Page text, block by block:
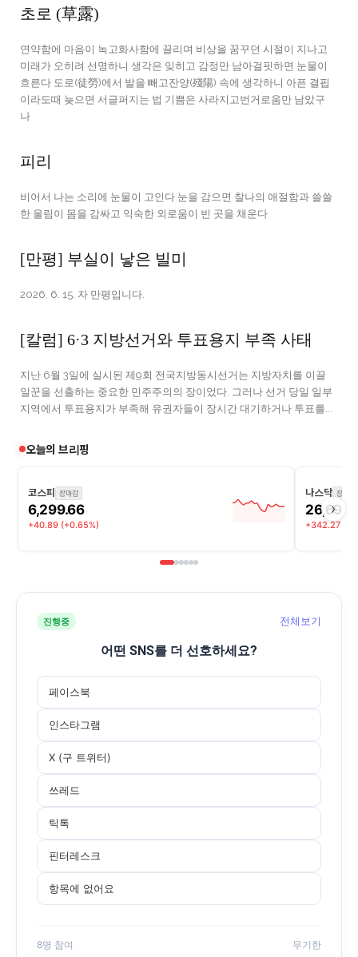
초로 (草露)
연약함에 마음이 녹고화사함에 끌리며 비상을 꿈꾸던 시절이 지나고
미래가 오히려 선명하니 생각은 잊히고 감정만 남아걸핏하면 눈물이
흐른다 도로(徒勞)에서 발을 빼고잔양(殘陽) 속에 생각하니 아픈 결핍
이라도때 늦으면 서글퍼지는 법 기쁨은 사라지고번거로움만 남았구
나
피리
비어서 나는 소리에 눈물이 고인다 눈을 감으면 찰나의 애절함과 쓸쓸
한 울림이 몸을 감싸고 익숙한 외로움이 빈 곳을 채운다
[만평] 부실이 낳은 빌미
2026. 6. 15. 자 만평입니다.
[칼럼] 6·3 지방선거와 투표용지 부족 사태
지난 6월 3일에 실시된 제9회 전국지방동시선거는 지방자치를 이끌
일꾼을 선출하는 중요한 민주주의의 장이었다. 그러나 선거 당일 일부
지역에서 투표용지가 부족해 유권자들이 장시간 대기하거나 투표를...
오늘의 브리핑
코스피 장마감
6,299.66
+40.89 (+0.65%)
나스닥 장마감
+342.27
›
진행중 전체보기
어떤 SNS를 더 선호하세요?
페이스북
인스타그램
X (구 트위터)
쓰레드
틱톡
핀터레스크
항목에 없어요
8명 참여 무기한